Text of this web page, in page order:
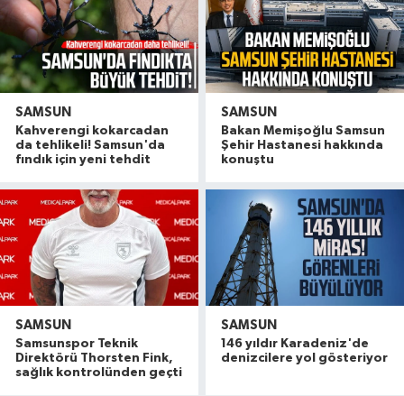
SAMSUN
Kahverengi kokarcadan
da tehlikeli! Samsun'da
fındık için yeni tehdit
SAMSUN
Bakan Memişoğlu Samsun
Şehir Hastanesi hakkında
konuştu
SAMSUN
Samsunspor Teknik
Direktörü Thorsten Fink,
sağlık kontrolünden geçti
SAMSUN
146 yıldır Karadeniz'de
denizcilere yol gösteriyor